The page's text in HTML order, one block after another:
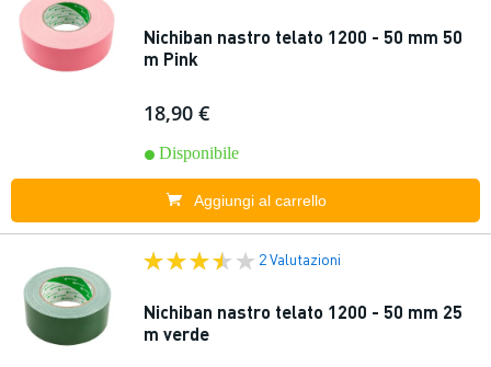
Nichiban nastro telato 1200 - 50 mm 50
m Pink
18,90 €
Disponibile
Aggiungi al carrello
2 Valutazioni
Nichiban nastro telato 1200 - 50 mm 25
m verde